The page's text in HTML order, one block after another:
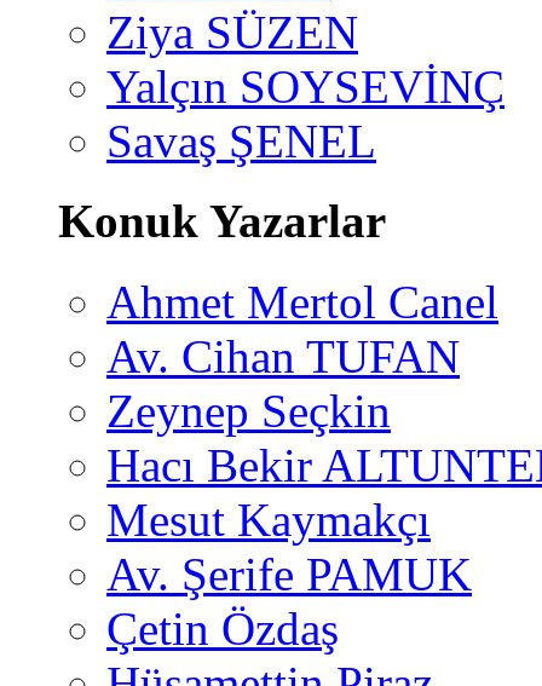
Ziya SÜZEN
Yalçın SOYSEVİNÇ
Savaş ŞENEL
Konuk Yazarlar
Ahmet Mertol Canel
Av. Cihan TUFAN
Zeynep Seçkin
Hacı Bekir
Mesut Kaymakçı
Av. Şerife PAMUK
Çetin Özdaş